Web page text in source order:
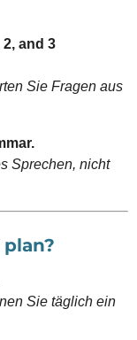
and 3
Sie Fragen aus
Sprechen, nicht
Sie täglich ein